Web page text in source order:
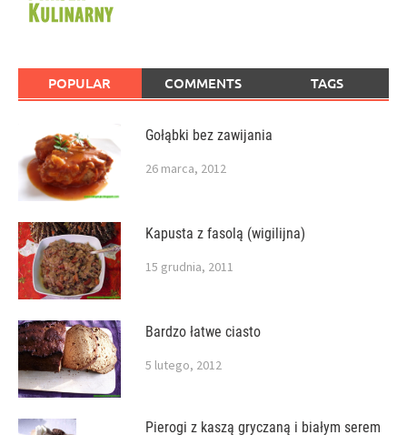
POPULAR COMMENTS TAGS
Gołąbki bez zawijania
26 marca, 2012
Kapusta z fasolą (wigilijna)
15 grudnia, 2011
Bardzo łatwe ciasto
5 lutego, 2012
Pierogi z kaszą gryczaną i białym serem